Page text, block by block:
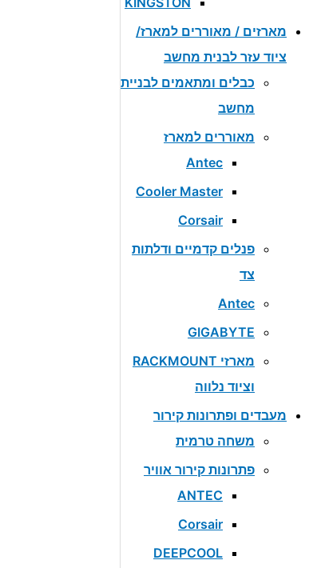
מארזים / מאוררים למארז/
ציוד עזר לבנית מחשב
כבלים ומתאמים לבניית
מחשב
מאוררים למארז
Antec
Cooler Master
Corsair
פנלים קדמיים ודלתות
צד
Antec
GIGABYTE
מארזי RACKMOUNT
וציוד נלווה
מעבדים ופתרונות קירור
משחה טרמית
פתרונות קירור אוויר
ANTEC
Corsair
DEEPCOOL